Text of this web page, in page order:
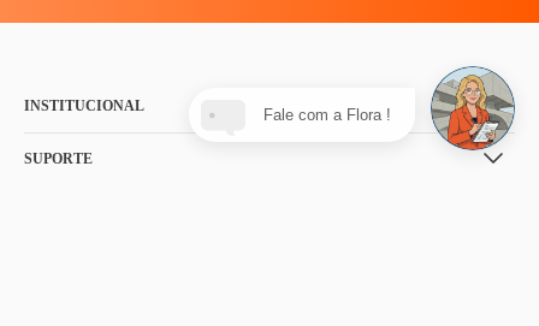
INSTITUCIONAL
SUPORTE
Fale com a Flora !